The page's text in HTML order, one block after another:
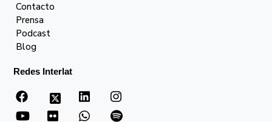
Contacto
Prensa
Podcast
Blog
Redes Interlat